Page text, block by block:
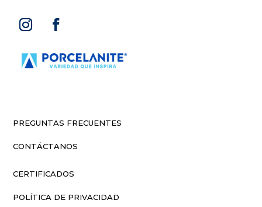
PREGUNTAS FRECUENTES
CONTÁCTANOS
CERTIFICADOS
POLÍTICA DE PRIVACIDAD